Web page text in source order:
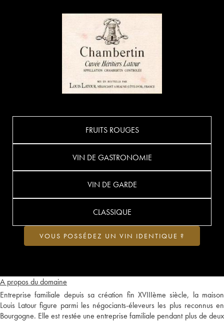
A propos du domaine
Entreprise familiale depuis sa création fin XVIIIème siècle, la maison
Louis Latour figure parmi les négociants-éleveurs les plus reconnus en
Bourgogne. Elle est restée une entreprise familiale pendant plus de deux
FRUITS ROUGES
VIN DE GASTRONOMIE
VIN DE GARDE
CLASSIQUE
VOUS POSSÉDEZ UN VIN IDENTIQUE ?